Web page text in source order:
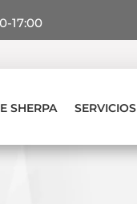
17:00
SHERPA SERVICIOS